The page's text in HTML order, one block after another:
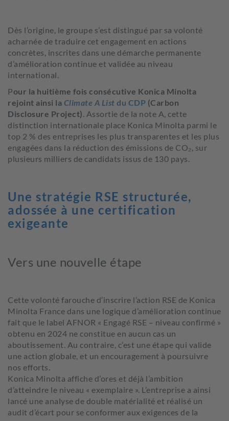
Dès l’origine, le groupe s’est distingué par sa volonté
acharnée de traduire cet engagement en actions
concrètes, inscrites dans une démarche permanente
d’amélioration continue et validée au niveau
international.
Pour la huitième fois consécutive Konica Minolta
rejoint ainsi la Climate A List du CDP (Carbon
Disclosure Project). Assortie de la note A, cette
distinction internationale place Konica Minolta parmi le
top 2 % des entreprises les plus transparentes et les plus
engagées dans la réduction des émissions de CO₂, sur
plusieurs milliers de candidats issus de 130 pays.
Une stratégie RSE structurée,
adossée à une certification
exigeante
Vers une nouvelle étape
Cette volonté farouche d’inscrire l’action RSE de Konica
Minolta France dans une logique d’amélioration continue
fait que le label AFNOR « Engagé RSE – niveau confirmé »
obtenu en 2024 ne constitue en aucun cas un
aboutissement. Au contraire, c’est une étape qui valide
une action globale, et un encouragement à poursuivre
nos efforts.
Konica Minolta affiche d’ores et déjà l’ambition
d’atteindre le niveau « exemplaire ». L’entreprise a ainsi
lancé une analyse de double matérialité et réalisé un
audit d’écart pour se conformer aux exigences de la